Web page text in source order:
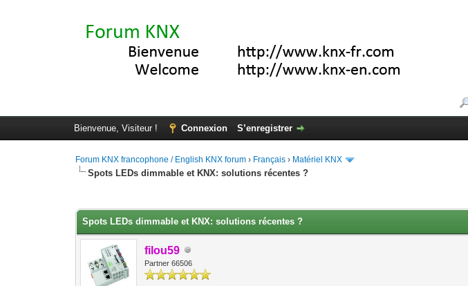
Bienvenue, Visiteur ! Connexion S’enregistrer
Forum KNX francophone / English KNX forum › Français › Matériel KNX
Spots LEDs dimmable et KNX: solutions récentes ?
Spots LEDs dimmable et KNX: solutions récentes ?
filou59
Partner 66506